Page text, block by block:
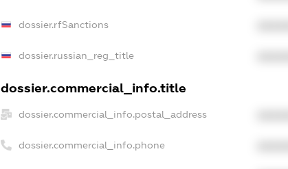
dossier.rfSanctions
dossier.russian_reg_title
dossier.commercial_info.title
dossier.commercial_info.postal_address
dossier.commercial_info.phone